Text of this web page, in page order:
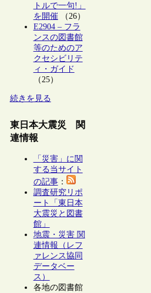
トルで一句!」
を開催（26）
E2904 – フラ
ンスの図書館
等のためのア
クセシビリテ
ィ・ガイド
（25）
続きを見る
東日本大震災 関
連情報
「災害」に関
する当サイト
の記事：
調査研究リポ
ート「東日本
大震災と図書
館」
地震・災害 関
連情報（レフ
ァレンス協同
データベー
ス）
各地の図書館